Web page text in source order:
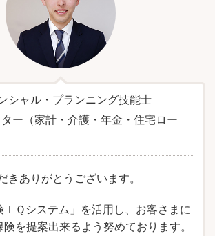
シャル・プランニング技能士
ー（家計・介護・年金・住宅ロー
きありがとうございます。
ＩＱシステム」を活用し、お客さまに
を提案出来るよう努めております。